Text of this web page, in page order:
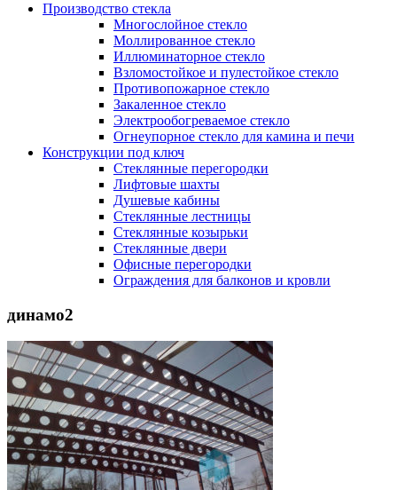
Производство стекла
Многослойное стекло
Моллированное стекло
Иллюминаторное стекло
Взломостойкое и пулестойкое стекло
Противопожарное стекло
Закаленное стекло
Электрообогреваемое стекло
Огнеупорное стекло для камина и печи
Конструкции под ключ
Стеклянные перегородки
Лифтовые шахты
Душевые кабины
Cтеклянные лестницы
Cтеклянные козырьки
Cтеклянные двери
Офисные перегородки
Ограждения для балконов и кровли
динамо2